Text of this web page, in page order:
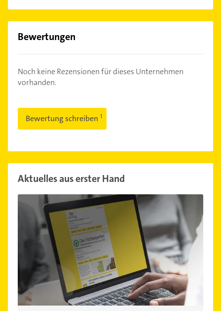
Bewertungen
Noch keine Rezensionen für dieses Unternehmen
vorhanden.
Bewertung schreiben
Aktuelles aus erster Hand